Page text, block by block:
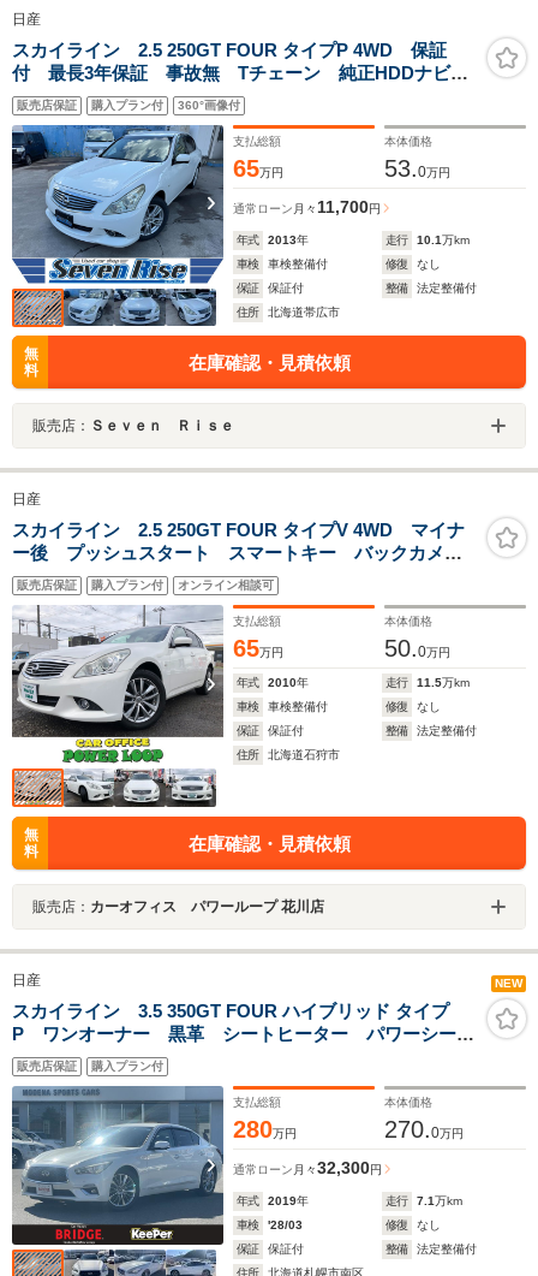
日産
スカイライン 2.5 250GT FOUR タイプP 4WD 保証
付 最長3年保証 事故無 Tチェーン 純正HDDナビ
CD DVD フルセグ サイド&バックカメラ ETC プ
ッシュスタート シートヒーター パワーシート オー
トエアコン オートライト
販売店保証 購入プラン付 360°画像付
支払総額
65万円
本体価格
53.0万円
通常ローン 月々 11,700円
年式 2013年 走行 10.1万km
車検
車検整備付 修復
なし
保証
保証付 整備
法定整備付
住所
北海道帯広市
無
料
在庫確認・見積依頼
販売店： Ｓｅｖｅｎ Ｒｉｓｅ
日産
スカイライン 2.5 250GT FOUR タイプV 4WD マイナ
ー後 プッシュスタート スマートキー バックカメ
ラ サイドカメラ ETC
販売店保証 購入プラン付 オンライン相談可
支払総額
65万円
本体価格
50.0万円
年式 2010年 走行 11.5万km
車検
車検整備付 修復
なし
保証
保証付 整備
法定整備付
住所
北海道石狩市
無
料
在庫確認・見積依頼
販売店： カーオフィス パワーループ 花川店
日産 NEW
スカイライン 3.5 350GT FOUR ハイブリッド タイプ
P ワンオーナー 黒革 シートヒーター パワーシー
ト アダプティブクルーズコントロール ナビ フルセ
グTV 360カメラ 前後ドライブレコーダー ビルトイン
ETC LEDヘッドライト スマートキー
販売店保証 購入プラン付
支払総額
280万円
本体価格
270.0万円
通常ローン 月々32,300円
年式 2019年 走行 7.1万km
車検
'28/03 修復
なし
保証
保証付 整備
法定整備付